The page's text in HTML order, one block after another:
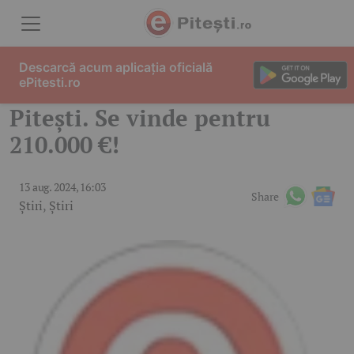
Pitești. Se vinde pentru
210.000 €!
13 aug. 2024, 16:03
Știri, Știri
Share
Descarcă acum aplicația oficială
ePitesti.ro